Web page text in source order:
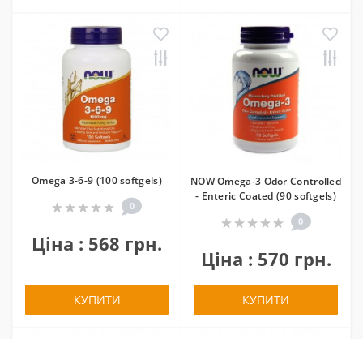
Omega 3-6-9 (100 softgels)
0
Ціна : 568 грн.
КУПИТИ
NOW Omega-3 Odor Controlled
- Enteric Coated (90 softgels)
0
Ціна : 570 грн.
КУПИТИ